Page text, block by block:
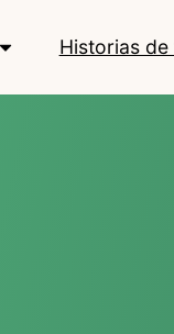
Historias